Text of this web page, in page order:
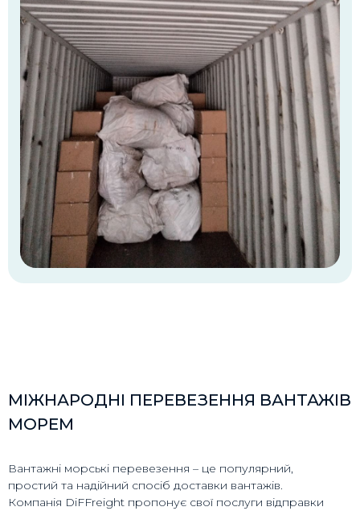
МІЖНАРОДНІ ПЕРЕВЕЗЕННЯ ВАНТАЖІВ
МОРЕМ
Вантажні морські перевезення – це популярний,
простий та надійний спосіб доставки вантажів.
Компанія DiFFreight пропонує свої послуги відправки